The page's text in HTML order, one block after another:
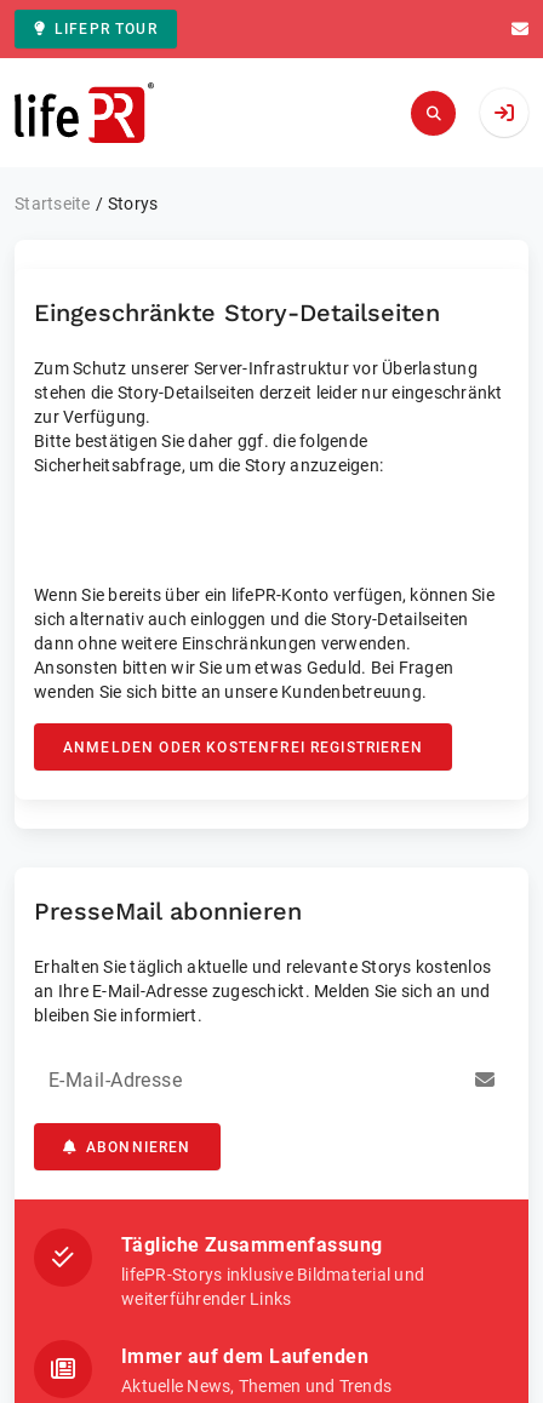
LIFEPR TOUR
Zur Startseite
Startseite Storys
Eingeschränkte Story-Detailseiten
Zum Schutz unserer Server-Infrastruktur vor Überlastung
stehen die Story-Detailseiten derzeit leider nur eingeschränkt
zur Verfügung.
Bitte bestätigen Sie daher ggf. die folgende
Sicherheitsabfrage, um die Story anzuzeigen:
Wenn Sie bereits über ein lifePR-Konto verfügen, können Sie
sich alternativ auch einloggen und die Story-Detailseiten
dann ohne weitere Einschränkungen verwenden.
Ansonsten bitten wir Sie um etwas Geduld. Bei Fragen
wenden Sie sich bitte an unsere Kundenbetreuung.
ANMELDEN ODER KOSTENFREI REGISTRIEREN
PresseMail abonnieren
Erhalten Sie täglich aktuelle und relevante Storys kostenlos
an Ihre E-Mail-Adresse zugeschickt. Melden Sie sich an und
bleiben Sie informiert.
E-Mail-Adresse
ABONNIEREN
Tägliche Zusammenfassung
lifePR-Storys inklusive Bildmaterial und
weiterführender Links
Immer auf dem Laufenden
Aktuelle News, Themen und Trends